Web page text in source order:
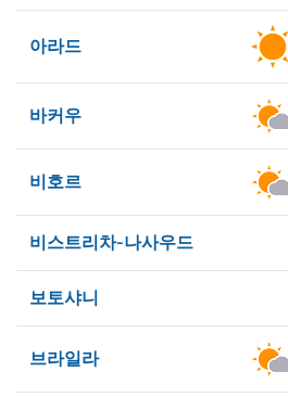
아라드
바커우
비호르
비스트리차-나사우드
보토샤니
브라일라